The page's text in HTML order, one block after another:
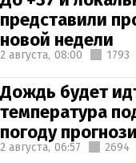
представили
новой недели
2 августа, 08:00 1793
Дождь будет
температура
погоду
2 августа, 06:57 2694